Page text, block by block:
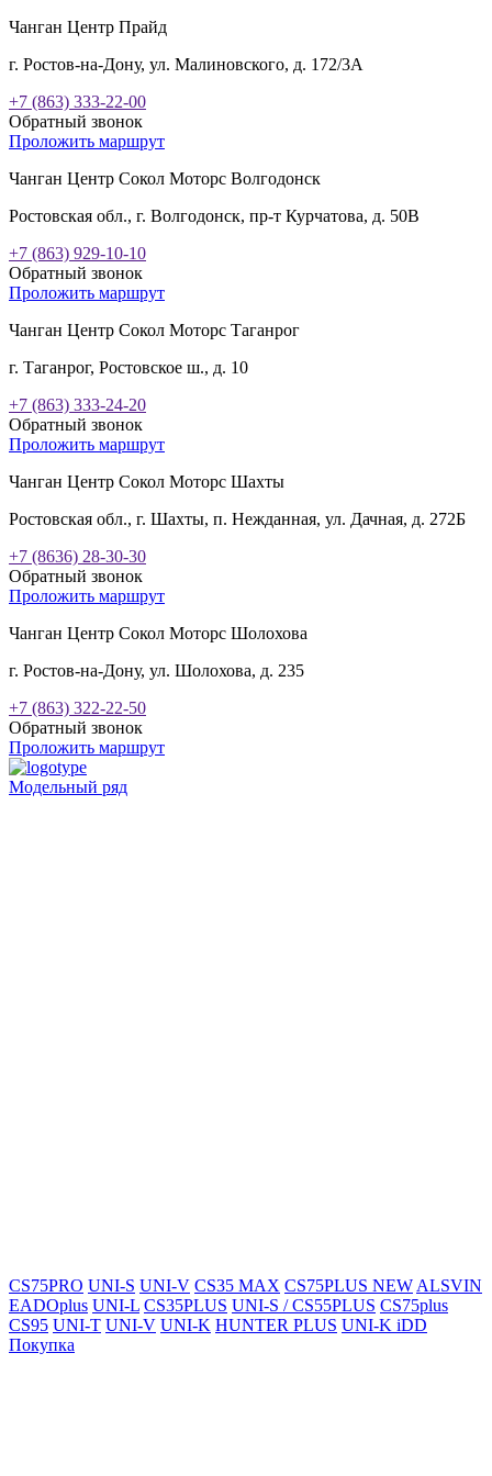
Чанган Центр Прайд
г. Ростов-на-Дону, ул. Малиновского, д. 172/3А
+7 (863) 333-22-00
Обратный звонок
Проложить маршрут
Чанган Центр Сокол Моторс Волгодонск
Ростовская обл., г. Волгодонск, пр-т Курчатова, д. 50В
+7 (863) 929-10-10
Обратный звонок
Проложить маршрут
Чанган Центр Сокол Моторс Таганрог
г. Таганрог, Ростовское ш., д. 10
+7 (863) 333-24-20
Обратный звонок
Проложить маршрут
Чанган Центр Сокол Моторс Шахты
Ростовская обл., г. Шахты, п. Нежданная, ул. Дачная, д. 272Б
+7 (8636) 28-30-30
Обратный звонок
Проложить маршрут
Чанган Центр Сокол Моторс Шолохова
г. Ростов-на-Дону, ул. Шолохова, д. 235
+7 (863) 322-22-50
Обратный звонок
Проложить маршрут
Модельный ряд
CS75PRO UNI-S UNI-V CS35 MAX CS75PLUS NEW ALSVIN
EADOplus UNI-L CS35PLUS UNI-S / CS55PLUS CS75plus
CS95 UNI-T UNI-V UNI-K HUNTER PLUS UNI-K iDD
Покупка